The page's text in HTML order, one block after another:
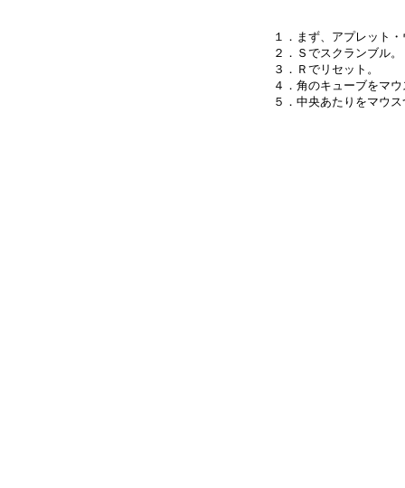
１．まず、アプレット
２．Ｓでスクランブル。
３．Ｒでリセット。
４．角のキューブをマ